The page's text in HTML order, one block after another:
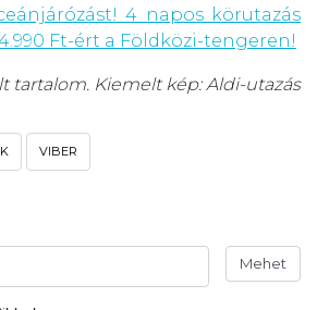
4 napos körutazás
Ft-ért a Földközi-tengeren!
tartalom. Kiemelt kép: Aldi-utazás
VIBER
Mehet